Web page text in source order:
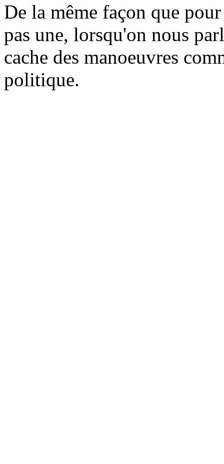
De la même façon que
pas une, lorsqu'on nous
cache des manoeuvres
politique.